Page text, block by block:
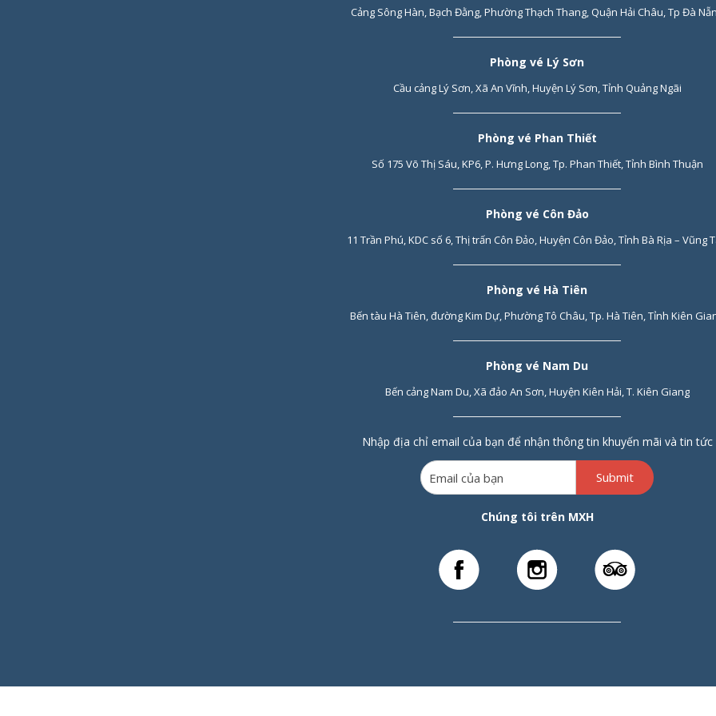
Cảng Sông Hàn, Bạch Đằng, Phường Thạch Thang, Quận Hải Châu, Tp Đà
Phòng vé Lý Sơn
Cầu cảng Lý Sơn, Xã An Vĩnh, Huyện Lý Sơn, Tỉnh Quảng Ngãi
Phòng vé Phan Thiết
Số 175 Võ Thị Sáu, KP6, P. Hưng Long, Tp. Phan Thiết, Tỉnh Bình Thuận
Phòng vé Côn Đảo
11 Trần Phú, KDC số 6, Thị trấn Côn Đảo, Huyện Côn Đảo, Tỉnh Bà Rịa – Vũng
Phòng vé Hà Tiên
Bến tàu Hà Tiên, đường Kim Dự, Phường Tô Châu, Tp. Hà Tiên, Tỉnh Kiên
Phòng vé Nam Du
Bến cảng Nam Du, Xã đảo An Sơn, Huyện Kiên Hải, T. Kiên Giang
Nhập địa chỉ email của bạn để nhận thông tin khuyến mãi và tin tức
Submit
Chúng tôi trên MXH